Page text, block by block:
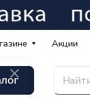
Акции